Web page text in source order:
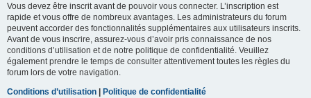
Vous devez être inscrit avant de pouvoir vous connecter. L’inscription est
rapide et vous offre de nombreux avantages. Les administrateurs du forum
peuvent accorder des fonctionnalités supplémentaires aux utilisateurs inscrits.
Avant de vous inscrire, assurez-vous d’avoir pris connaissance de nos
conditions d’utilisation et de notre politique de confidentialité. Veuillez
également prendre le temps de consulter attentivement toutes les règles du
forum lors de votre navigation.
Conditions d’utilisation | Politique de confidentialité